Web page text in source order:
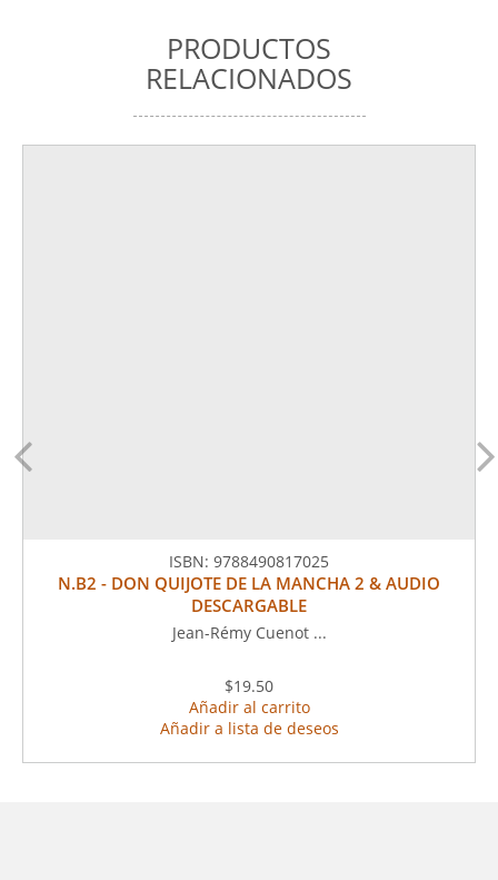
PRODUCTOS
RELACIONADOS
ISBN: 9788490817025
N.B2 - DON QUIJOTE DE LA MANCHA 2 & AUDIO
DESCARGABLE
Jean-Rémy Cuenot ...
$19.50
Añadir al carrito
Añadir a lista de deseos